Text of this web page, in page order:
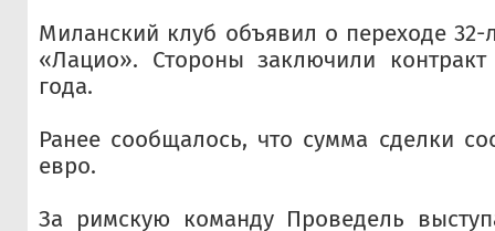
Миланский клуб объявил о переходе 32-
«Лацио». Стороны заключили
года.
Ранее сообщалось, что сумма сделки
евро.
За римскую команду Проведель